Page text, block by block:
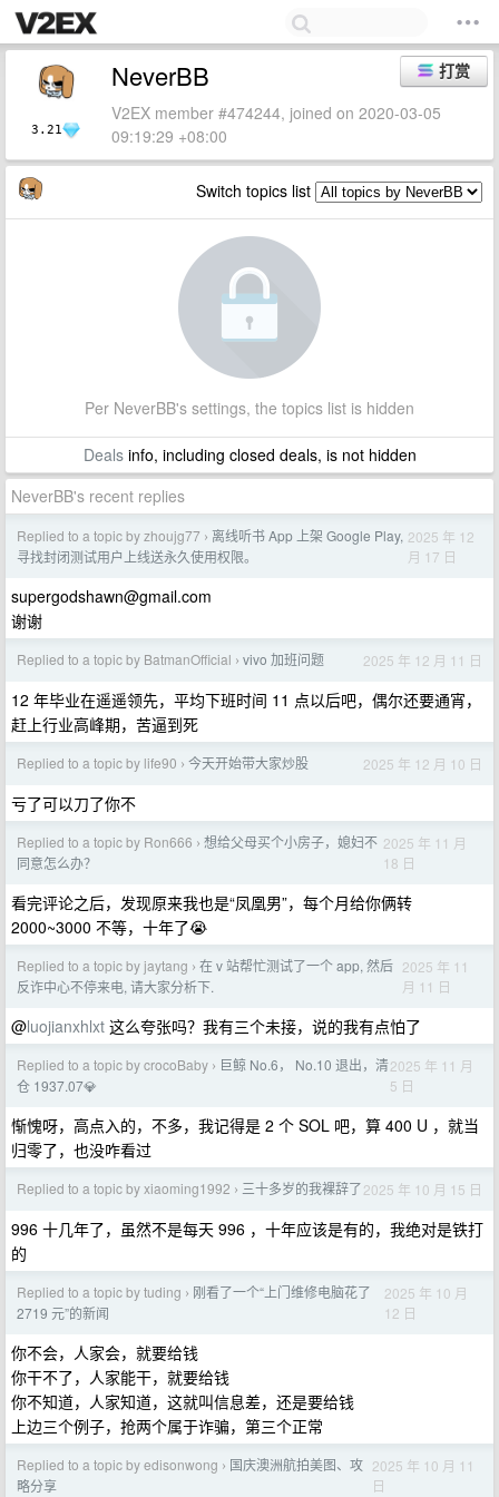
3.21
打赏
NeverBB
V2EX member #474244, joined on 2020-03-05
09:19:29 +08:00
Switch topics list
Per NeverBB's settings, the topics list is hidden
Dealsinfo, including closed deals, is not hidden
NeverBB's recent replies
Replied to a topic by zhoujg77 › 离线听书 App 上架 Google Play,
寻找封闭测试用户上线送永久使用权限。
2025 年 12
月 17 日
supergodshawn@gmail.com
谢谢
Replied to a topic by BatmanOfficial › vivo 加班问题 2025 年 12 月 11 日
12 年毕业在遥遥领先，平均下班时间 11 点以后吧，偶尔还要通宵，
赶上行业高峰期，苦逼到死
Replied to a topic by life90 › 今天开始带大家炒股 2025 年 12 月 10 日
亏了可以刀了你不
Replied to a topic by Ron666 › 想给父母买个小房子，媳妇不
同意怎么办？
2025 年 11 月
18 日
看完评论之后，发现原来我也是“凤凰男”，每个月给你俩转
2000~3000 不等，十年了😭
Replied to a topic by jaytang › 在 v 站帮忙测试了一个 app, 然后
反诈中心不停来电, 请大家分析下.
2025 年 11
月 11 日
@luojianxhlxt 这么夸张吗？我有三个未接，说的我有点怕了
Replied to a topic by crocoBaby › 巨鲸 No.6， No.10 退出，清
仓 1937.07💎
2025 年 11 月
5 日
惭愧呀，高点入的，不多，我记得是 2 个 SOL 吧，算 400 U ，就当
归零了，也没咋看过
Replied to a topic by xiaoming1992 › 三十多岁的我裸辞了2025 年 10 月 15 日
996 十几年了，虽然不是每天 996 ，十年应该是有的，我绝对是铁打
的
Replied to a topic by tuding › 刚看了一个“上门维修电脑花了
2719 元”的新闻
2025 年 10 月
12 日
你不会，人家会，就要给钱
你干不了，人家能干，就要给钱
你不知道，人家知道，这就叫信息差，还是要给钱
上边三个例子，抢两个属于诈骗，第三个正常
Replied to a topic by edisonwong › 国庆澳洲航拍美图、攻
略分享
2025 年 10 月 11
日